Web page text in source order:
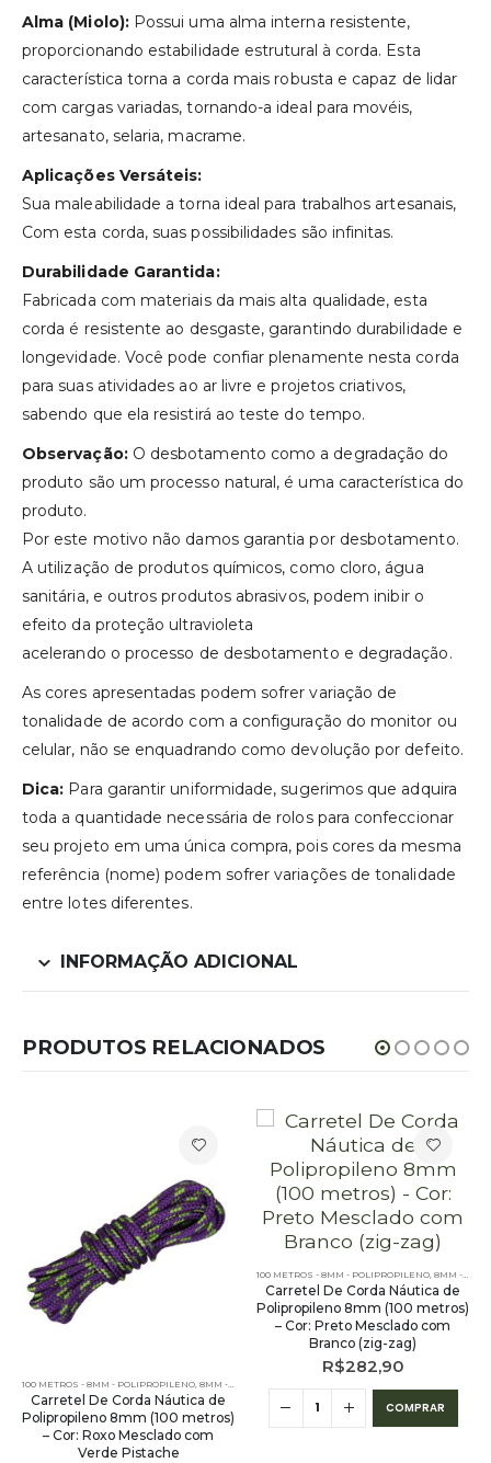
Alma (Miolo):Possui uma alma interna resistente,
proporcionando estabilidade estrutural à corda. Esta
característica torna a corda mais robusta e capaz de lidar
com cargas variadas, tornando-a ideal para movéis,
artesanato, selaria, macrame.
Aplicações Versáteis:
Sua maleabilidade a torna ideal para trabalhos artesanais,
Com esta corda, suas possibilidades são infinitas.
Durabilidade Garantida:
Fabricada com materiais da mais alta qualidade, esta
corda é resistente ao desgaste, garantindo durabilidade e
longevidade. Você pode confiar plenamente nesta corda
para suas atividades ao ar livre e projetos criativos,
sabendo que ela resistirá ao teste do tempo.
Observação:O desbotamento como a degradação do
produto são um processo natural, é uma característica do
produto.
Por este motivo não damos garantia por desbotamento.
A utilização de produtos químicos, como cloro, água
sanitária, e outros produtos abrasivos, podem inibir o
efeito da proteção ultravioleta
acelerando o processo de desbotamento e degradação.
As cores apresentadas podem sofrer variação de
tonalidade de acordo com a configuração do monitor ou
celular, não se enquadrando como devolução por defeito.
Dica: Para garantir uniformidade, sugerimos que adquira
toda a quantidade necessária de rolos para confeccionar
seu projeto em uma única compra, pois cores da mesma
referência (nome) podem sofrer variações de tonalidade
entre lotes diferentes.
INFORMAÇÃO ADICIONAL
PRODUTOS RELACIONADOS
8MM - POLIPROPILENO - 50 METROS
LISAS - 100 METROS - 8MM - POLIPROPILENO
PE - 8MM - POLIPROPILENO - 100 METROS
,CORDA NÁUTICA REDONDA CORES MESCLADAS - 50 METROS - 8MM - POLIPROPILENO
100 METROS - 8MM - POLIPROPILENO, 8MM - POLIPROPILENO
Carretel De Corda Náutica de
Polipropileno 8mm (100 metros)
– Cor: Roxo Mesclado com
Verde Pistache
100 METROS - 8MM - POLIPROPILENO 8MM - POLIPROPILENO
Carretel De Corda Náutica de
Polipropileno 8mm (100 metros)
– Cor: Preto Mesclado com
Branco (zig-zag)
R$282,90
COMPRAR